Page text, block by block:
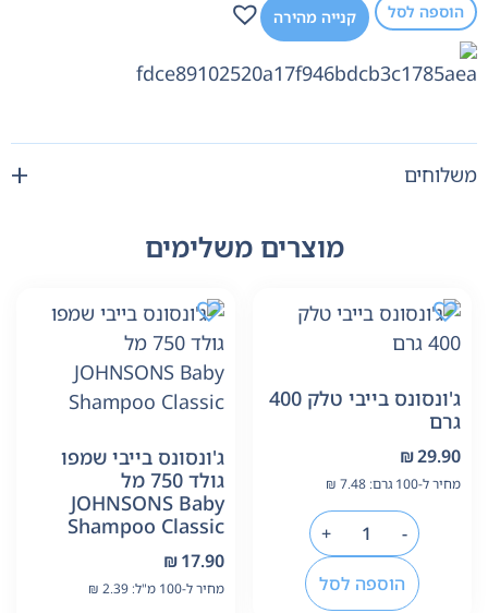
הוספה לסל קנייה מהירה
משלוחים
מוצרים משלימים
ג'ונסונס בייבי טלק 400
גרם
₪29.90
מחיר ל-100 גרם: ₪ 7.48
-
+
הוספה לסל
ג'ונסונס בייבי שמפו
גולד 750 מל
JOHNSONS Baby
Shampoo Classic ‏
₪17.90
מחיר ל-100 מ"ל: ₪ 2.39